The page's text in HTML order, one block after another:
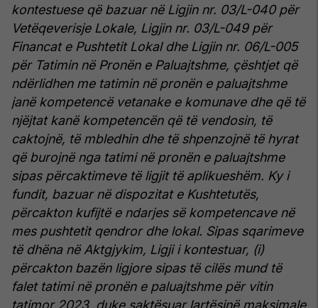
kontestuese që bazuar në Ligjin nr. 03/L-040 për
Vetëqeverisje Lokale, Ligjin nr. 03/L-049 për
Financat e Pushtetit Lokal dhe Ligjin nr. 06/L-005
për Tatimin në Pronën e Paluajtshme, çështjet që
ndërlidhen me tatimin në pronën e paluajtshme
janë kompetencë vetanake e komunave dhe që të
njëjtat kanë kompetencën që të vendosin, të
caktojnë, të mbledhin dhe të shpenzojnë të hyrat
që burojnë nga tatimi në pronën e paluajtshme
sipas përcaktimeve të ligjit të aplikueshëm. Ky i
fundit, bazuar në dispozitat e Kushtetutës,
përcakton kufijtë e ndarjes së kompetencave në
mes pushtetit qendror dhe lokal. Sipas sqarimeve
të dhëna në Aktgjykim, Ligji i kontestuar, (i)
përcakton bazën ligjore sipas të cilës mund të
falet tatimi në pronën e paluajtshme për vitin